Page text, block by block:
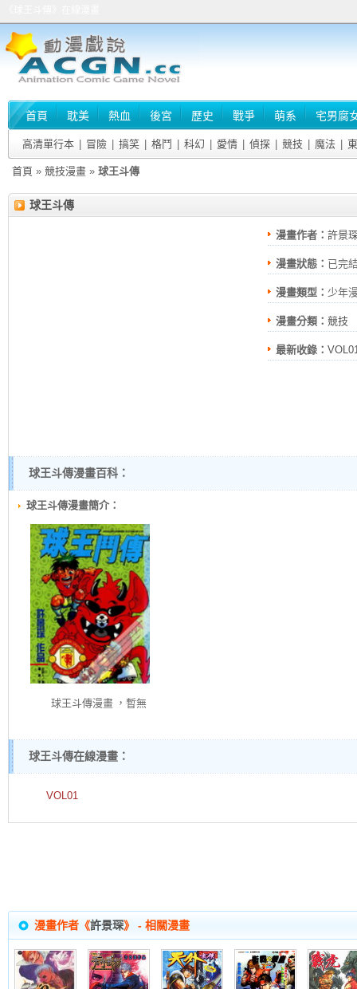
首頁 耽美 熱血 後宮 歷史 戰爭 萌系 宅男腐
高清單行本 冒險 搞笑 格鬥 科幻 愛情 偵探 競技 魔法
首頁 » 競技漫畫 » 球王斗傳
球王斗傳
漫畫作者： 許景
漫畫狀態： 已完
漫畫類型： 少年
漫畫分類： 競技
最新收錄：
球王斗傳漫畫百科：
球王斗傳漫畫簡介：
球王斗傳漫畫 ，暫無
球王斗傳在線漫畫：
VOL01
漫畫作者《許景琛》 - 相關漫畫